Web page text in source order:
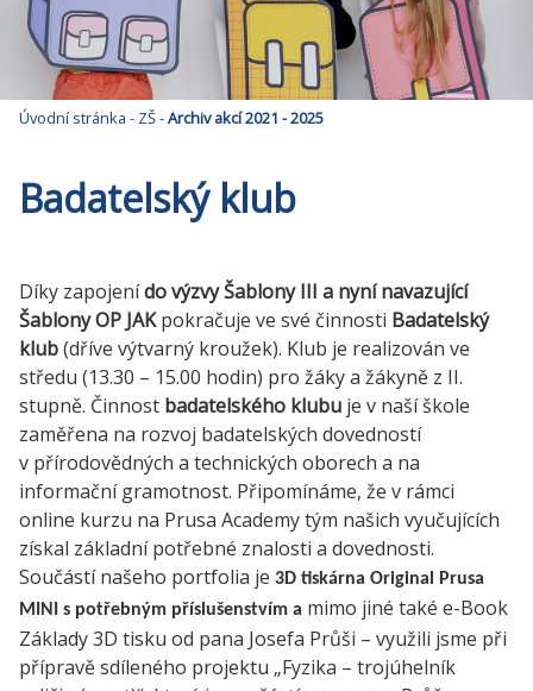
Úvodní stránka - ZŠ-Archiv akcí 2021 - 2025
Badatelský klub
Díky zapojenído výzvy Šablony III a nyní navazující
Šablony OP JAKpokračuje ve své činnosti Badatelský
klub(dříve výtvarný kroužek). Klub je realizován ve
středu (13.30 – 15.00 hodin) pro žáky a žákyně z II.
stupně. Činnost badatelského klubu je v naší škole
zaměřena na rozvoj badatelských dovedností
v přírodovědných a technických oborech a na
informační gramotnost. Připomínáme, že v rámci
online kurzu na Prusa Academy tým našich vyučujících
získal základní potřebné znalosti a dovednosti.
Součástí našeho portfolia je 3D tiskárna Original Prusa
MINI s potřebným příslušenstvím a mimo jiné také e-Book
Základy 3D tisku od pana Josefa Průši – využili jsme při
přípravě sdíleného projektu „Fyzika – trojúhelník